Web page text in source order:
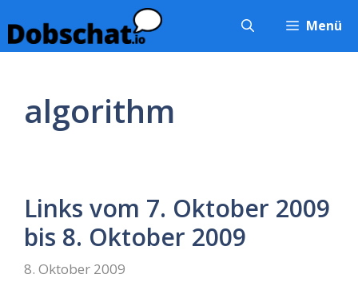
Inhalt
springen
Menü
algorithm
Links vom 7. Oktober 2009
bis 8. Oktober 2009
8. Oktober 2009